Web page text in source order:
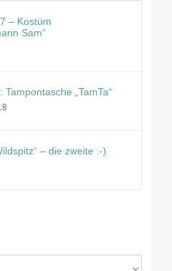
– Kostüm
Sam“
Tampontasche „TamTa“
– die zweite :-)